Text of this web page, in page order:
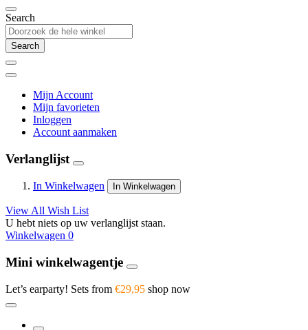
Search
Search
Mijn Account
Mijn favorieten
Inloggen
Account aanmaken
Verlanglijst
In Winkelwagen In Winkelwagen
View All Wish List
U hebt niets op uw verlanglijst staan.
Winkelwagen 0
Mini winkelwagentje
Let’s earparty! Sets from €29,95 shop now